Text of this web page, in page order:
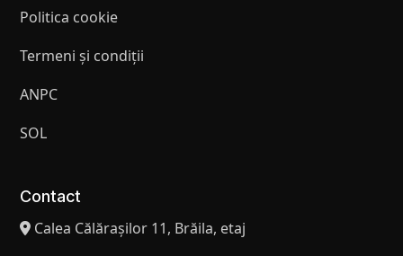
Politica cookie
Termeni și condiții
ANPC
SOL
Contact
Calea Călărașilor 11, Brăila, etaj